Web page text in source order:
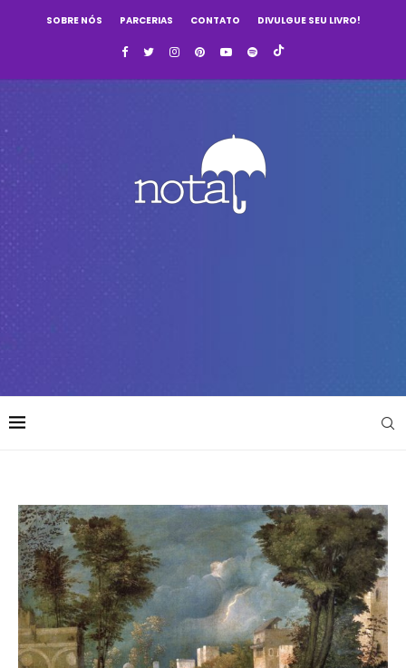
SOBRE NÓS PARCERIAS CONTATO DIVULGUE SEU LIVRO!